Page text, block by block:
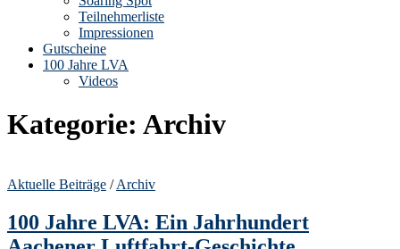
Teilnehmerliste
Impressionen
Gutscheine
100 Jahre LVA
Videos
Kategorie: Archiv
Aktuelle Beiträge /Archiv
100 Jahre LVA: Ein Jahrhundert